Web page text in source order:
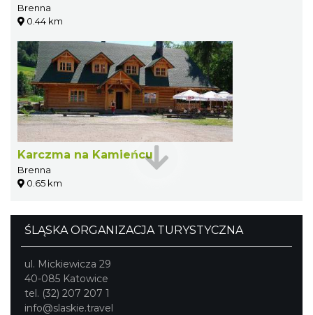
Brenna
0.44 km
Karczma na Kamieńcu
Brenna
0.65 km
ŚLĄSKA ORGANIZACJA TURYSTYCZNA
ul. Mickiewicza 29
40-085 Katowice
tel. (32) 207 207 1
info@slaskie.travel